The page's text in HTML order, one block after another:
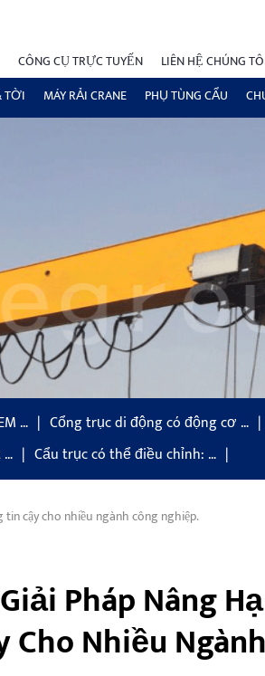
CÔNG CỤ TRỰC TUYẾN LIÊN HỆ CHÚNG
TỜI MÁY RẢI CRANE PHỤ TÙNG CẨU
… Cổng trục di động có động cơ …
…
Cẩu trục có thể điều chỉnh: …
tin cậy cho nhiều ngành công nghiệp.
Pháp Nâng Hạ
Cho Nhiều Ngành